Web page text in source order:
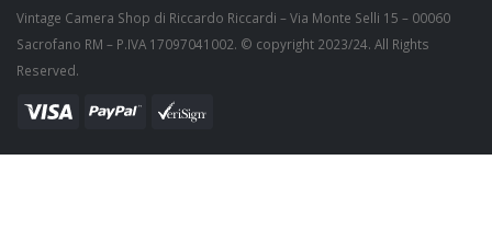
Vintage Camera Shop di Riccardo Riccardi – Via Monte Selli 15 – 00060
Sacrofano RM – P.IVA 17097041002. © copyright 2023/24. All Rights
Reserved.